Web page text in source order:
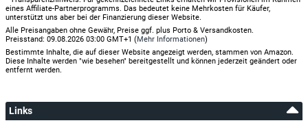
eines Affiliate-Partnerprogramms. Das bedeutet keine Mehrkosten für Käufer,
unterstützt uns aber bei der Finanzierung dieser Website.
Alle Preisangaben ohne Gewähr, Preise ggf. plus Porto & Versandkosten.
Preisstand: 09.08.2026 03:00 GMT+1 (Mehr Informationen)
Bestimmte Inhalte, die auf dieser Website angezeigt werden, stammen von Amazon.
Diese Inhalte werden "wie besehen" bereitgestellt und können jederzeit geändert oder
entfernt werden.
Links